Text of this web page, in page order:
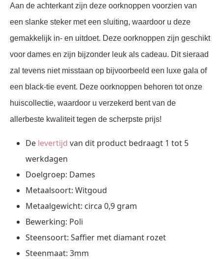
Aan de achterkant zijn deze oorknoppen voorzien van
een slanke steker met een sluiting, waardoor u deze
gemakkelijk in- en uitdoet. Deze oorknoppen zijn geschikt
voor dames en zijn bijzonder leuk als cadeau. Dit sieraad
zal tevens niet misstaan op bijvoorbeeld een luxe gala of
een black-tie event. Deze oorknoppen behoren tot onze
huiscollectie, waardoor u verzekerd bent van de
allerbeste kwaliteit tegen de scherpste prijs!
De levertijd van dit product bedraagt 1 tot 5
werkdagen
Doelgroep: Dames
Metaalsoort: Witgoud
Metaalgewicht: circa 0,9 gram
Bewerking: Poli
Steensoort: Saffier met diamant rozet
Steenmaat: 3mm